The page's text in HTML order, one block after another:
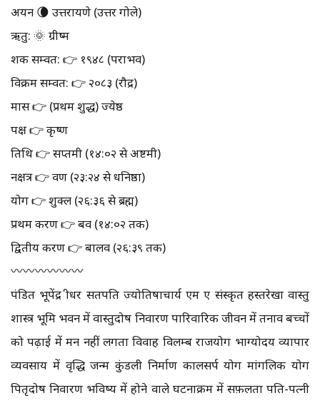
अयन 🌘 उत्तरायणे (उत्तर गोले)
ऋतु: 🌞 ग्रीष्म
शक सम्वत: 👉 १९४८ (पराभव)
विक्रम सम्वत: 👉 २०८३ (रौद्र)
मास 👉 (प्रथम शुद्ध) ज्येष्ठ
पक्ष 👉 कृष्ण
तिथि 👉 सप्तमी (१४:०२ से अष्टमी)
नक्षत्र 👉 श्रवण (२३:२४ से धनिष्ठा)
योग 👉 शुक्ल (२६:३६ से ब्रह्म)
प्रथम करण 👉 बव (१४:०२ तक)
द्वितीय करण 👉 बालव (२६:३९ तक)
〰️〰️〰️〰️〰️〰️
पंडित भूपेंद्र श्रीधर सतपति ज्योतिषाचार्य एम ए संस्कृत हस्तरेखा वास्तु
शास्त्र भूमि भवन में वास्तुदोष निवारण पारिवारिक जीवन में तनाव बच्चों
को पढ़ाई में मन नहीं लगता विवाह विलम्ब राजयोग भाग्योदय व्यापार
व्यवसाय में वृद्धि जन्म कुंडली निर्माण कालसर्प योग मांगलिक योग
पितृदोष निवारण भविष्य में होने वाले घटनाक्रम में सफ़लता पति-पत्नी